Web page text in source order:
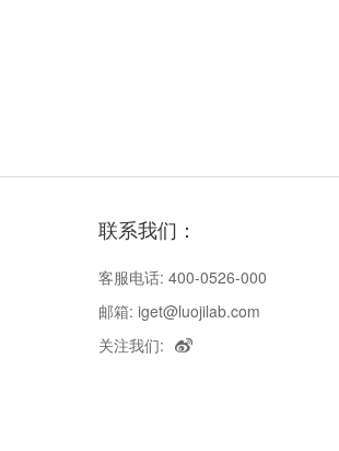
联系我们：
客服电话: 400-0526-000
邮箱: iget@luojilab.com
关注我们: